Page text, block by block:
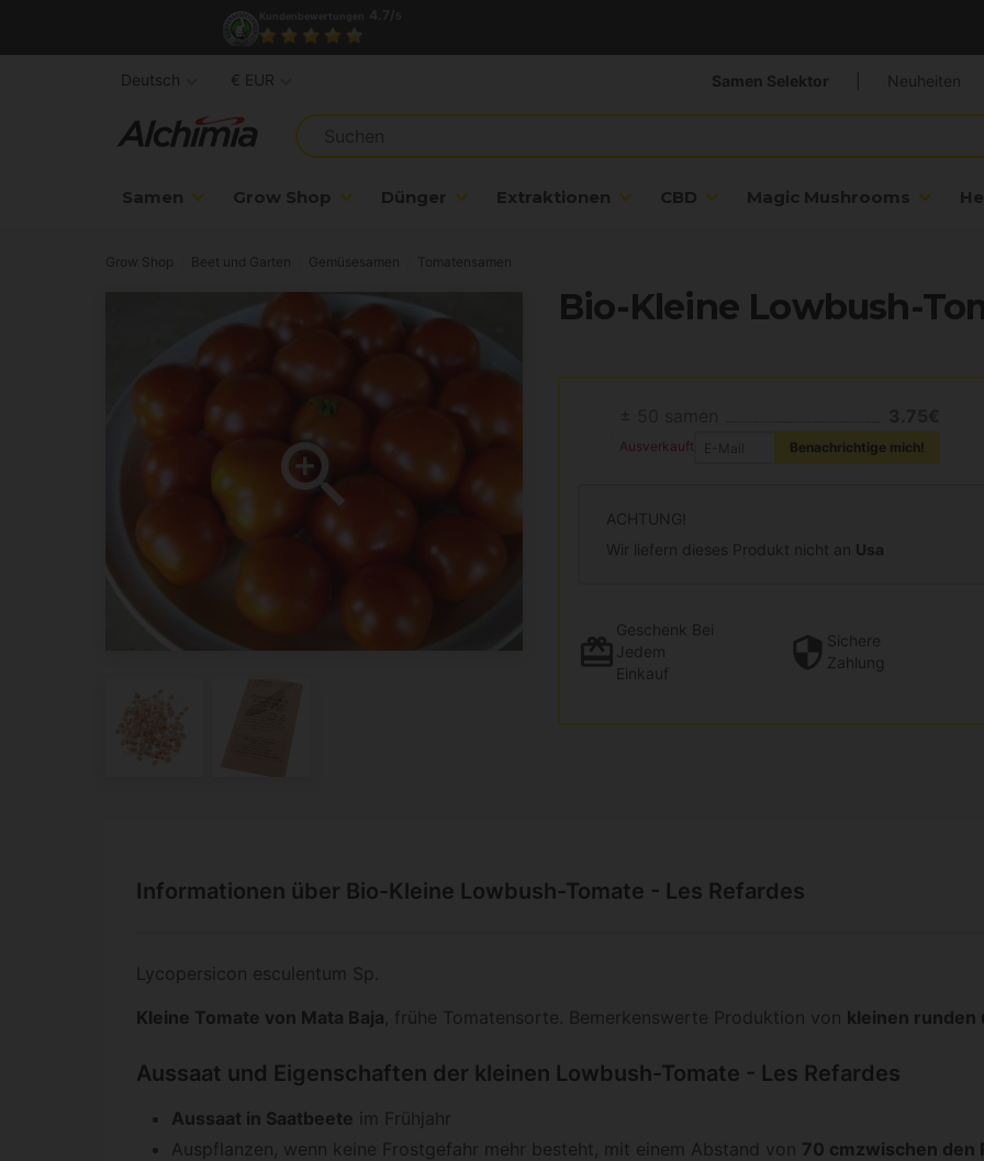
Samen Grow Shop Dünger Extraktionen CBD Magic Mushrooms
Samen Selektor Neuheiten
Deutsch € EUR
Grow Shop Beet und Garten Gemüsesamen Tomatensamen
Bio-Kleine Lowbush-
Ausverkauft Benachrichtige mich!
ACHTUNG!
Wir liefern dieses Produkt nicht an Usa
Geschenk Bei
Jedem
Einkauf
Sichere
Zahlung
Informationen über Bio-Kleine Lowbush-Tomate - Les Refardes
Lycopersicon esculentum Sp.
Kleine Tomate von Mata Baja, frühe Tomatensorte. Bemerkenswerte Produktion von kleinen runden
Aussaat und Eigenschaften der kleinen Lowbush-Tomate - Les Refardes
Aussaat in Saatbeete im Frühjahr
Auspflanzen, wenn keine Frostgefahr mehr besteht, mit einem Abstand von 70 cmzwischen den